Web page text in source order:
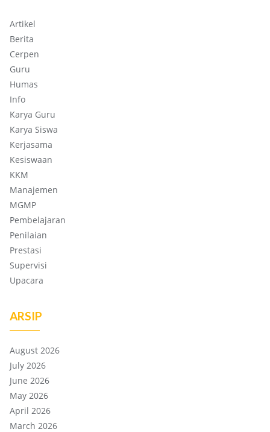
Artikel
Berita
Cerpen
Guru
Humas
Info
Karya Guru
Karya Siswa
Kerjasama
Kesiswaan
KKM
Manajemen
MGMP
Pembelajaran
Penilaian
Prestasi
Supervisi
Upacara
ARSIP
August 2026
July 2026
June 2026
May 2026
April 2026
March 2026